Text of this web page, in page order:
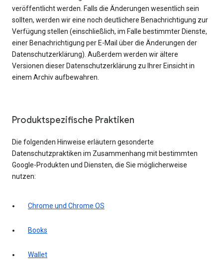
veröffentlicht werden. Falls die Änderungen wesentlich sein
sollten, werden wir eine noch deutlichere Benachrichtigung zur
Verfügung stellen (einschließlich, im Falle bestimmter Dienste,
einer Benachrichtigung per E-Mail über die Änderungen der
Datenschutzerklärung). Außerdem werden wir ältere
Versionen dieser Datenschutzerklärung zu Ihrer Einsicht in
einem Archiv aufbewahren.
Produktspezifische Praktiken
Die folgenden Hinweise erläutern gesonderte
Datenschutzpraktiken im Zusammenhang mit bestimmten
Google-Produkten und Diensten, die Sie möglicherweise
nutzen:
Chrome und Chrome OS
Books
Wallet